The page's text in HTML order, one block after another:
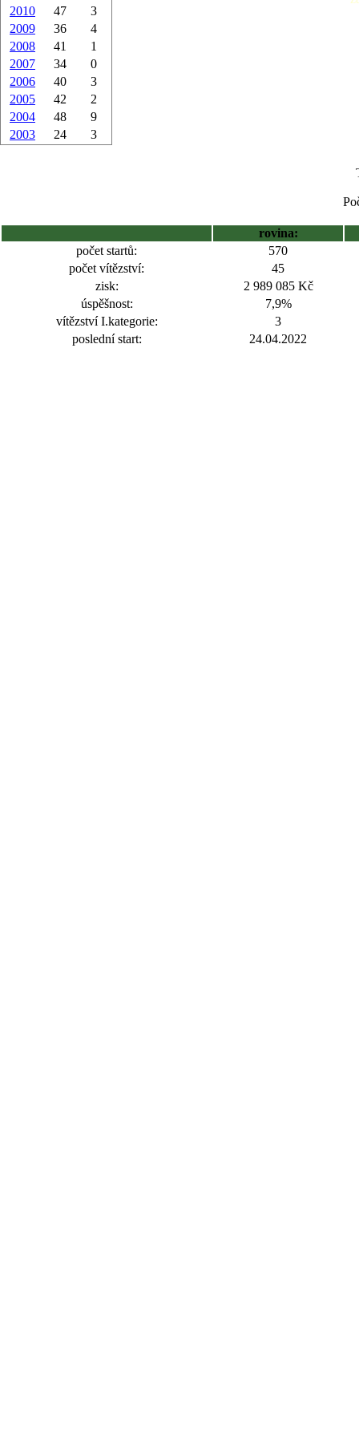
2010
47
3
2009
36
4
2008
41
1
2007
34
0
2006
40
3
2005
42
2
2004
48
9
2003
24 3
rovina:
počet startů:
570
počet vítězství:
45
zisk:
2 989 085 Kč
úspěšnost:
7,9%
vítězství I.kategorie:
3
poslední start:
24.04.2022